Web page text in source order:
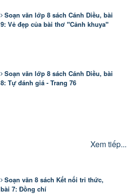
Soạn văn lớp 8 sách Cánh Diều, bài
9: Vẻ đẹp của bài thơ "Cảnh khuya"
Soạn văn lớp 8 sách Cánh Diều, bài
8: Tự đánh giá - Trang 76
Xem tiếp...
Soạn văn 8 sách Kết nối tri thức,
bài 7: Đồng chí